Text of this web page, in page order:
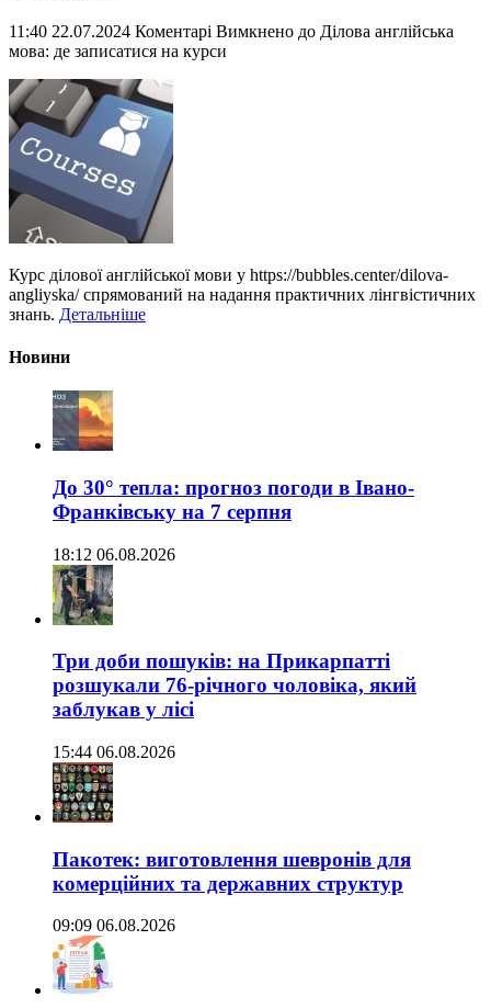
11:40 22.07.2024 Коментарі Вимкнено до Ділова англійська
мова: де записатися на курси
Курс ділової англійської мови у https://bubbles.center/dilova-
angliyska/ спрямований на надання практичних лінгвістичних
знань. Детальніше
Новини
До 30° тепла: прогноз погоди в Івано-
Франківську на 7 серпня
18:12 06.08.2026
Три доби пошуків: на Прикарпатті
розшукали 76-річного чоловіка, який
заблукав у лісі
15:44 06.08.2026
Пакотек: виготовлення шевронів для
комерційних та державних структур
09:09 06.08.2026